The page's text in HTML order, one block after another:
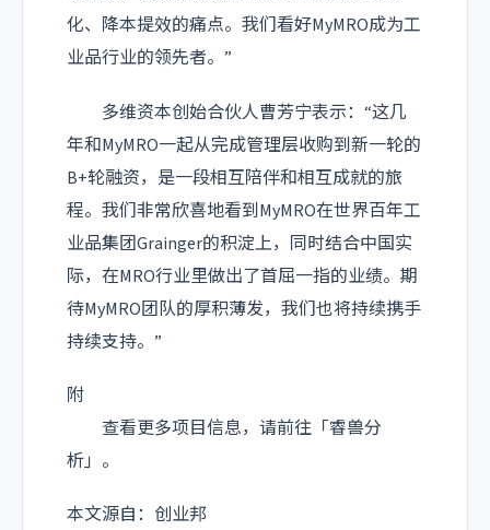
化、降本提效的痛点。我们看好MyMRO成为工
业品行业的领先者。”
多维资本创始合伙人曹芳宁表示：“这几
年和MyMRO一起从完成管理层收购到新一轮的
B+轮融资，是一段相互陪伴和相互成就的旅
程。我们非常欣喜地看到MyMRO在世界百年工
业品集团Grainger的积淀上，同时结合中国实
际，在MRO行业里做出了首屈一指的业绩。期
待MyMRO团队的厚积薄发，我们也将持续携手
持续支持。”
附
查看更多项目信息，请前往「睿兽分
析」。
本文源自：创业邦